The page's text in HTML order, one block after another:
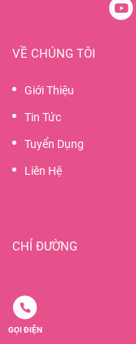
VỀ CHÚNG TÔI
Giới Thiệu
Tin Tức
Tuyển Dụng
Liên Hệ
CHỈ ĐƯỜNG
GỌI ĐIỆN